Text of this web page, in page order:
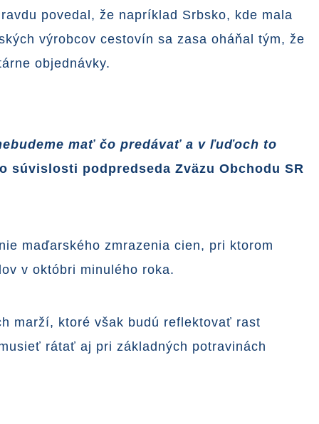
povedal, že napríklad Srbsko, kde mala
výrobcov cestovín sa zasa oháňal tým, že
objednávky.
mať čo predávať a v ľuďoch to
súvislosti podpredseda Zväzu Obchodu SR
maďarského zmrazenia cien, pri ktorom
v októbri minulého roka.
marží, ktoré však budú reflektovať rast
rátať aj pri základných potravinách